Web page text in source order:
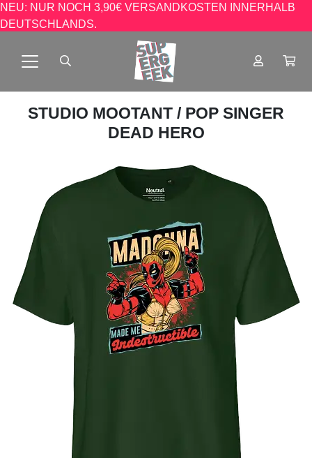
NEU: NUR NOCH 3,90€ VERSANDKOSTEN INNERHALB
DEUTSCHLANDS.
STUDIO MOOTANT / POP SINGER
DEAD HERO